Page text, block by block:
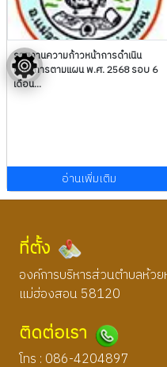
รายงานความก้าวหน้าการดำเนิน
โครงการตามแผน พ.ศ. 2568 รอบ 6
เดือน...
อ่านเพิ่มเติม
ที่ตั้ง
องค์การบริหารส่วนตำบลห้ว
แม่ฮ่องสอน 58120
ติดต่อเรา
โทร : 086-4204897